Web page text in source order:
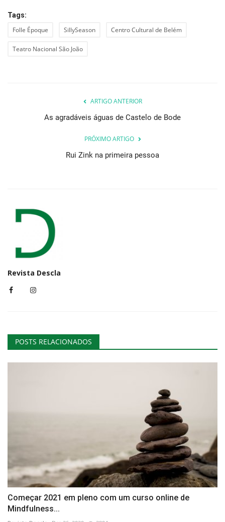
Tags:
Folle Époque SillySeason Centro Cultural de Belém
Teatro Nacional São João
ARTIGO ANTERIOR
As agradáveis águas de Castelo de Bode
PRÓXIMO ARTIGO
Rui Zink na primeira pessoa
Revista Descla
POSTS RELACIONADOS
Começar 2021 em pleno com um curso online de
Mindfulness...